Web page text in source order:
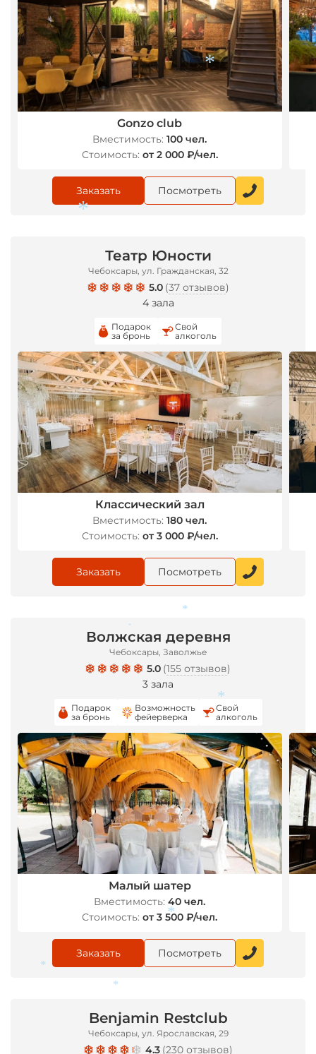
Gonzo club
Вместимость: 100 чел.
Стоимость: от 2 000 ₽/чел.
Заказать Посмотреть
Театр Юности
Чебоксары, ул. Гражданская, 32
5.0 (37 отзывов)
4 зала
Подарок
за бронь
Свой
алкоголь
Классический зал
Вместимость: 180 чел.
Стоимость: от 3 000 ₽/чел.
Заказать Посмотреть
Волжская деревня
Чебоксары, Заволжье
5.0 (155 отзывов)
3 зала
Подарок
за бронь
Возможность
фейерверка
Свой
алкоголь
Малый шатер
Вместимость: 40 чел.
Стоимость: от 3 500 ₽/чел.
Заказать Посмотреть
Benjamin Restclub
Чебоксары, ул. Ярославская, 29
4.3 (230 отзывов)
*
*
*
*
*
*